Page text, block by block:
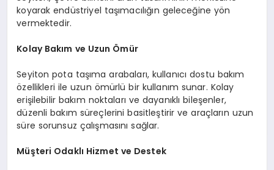
koyarak endüstriyel taşımacılığın geleceğine yön
vermektedir.
Kolay Bakım ve Uzun Ömür
Seyiton pota taşıma arabaları, kullanıcı dostu bakım
özellikleri ile uzun ömürlü bir kullanım sunar. Kolay
erişilebilir bakım noktaları ve dayanıklı bileşenler,
düzenli bakım süreçlerini basitleştirir ve araçların uzun
süre sorunsuz çalışmasını sağlar.
Müşteri Odaklı Hizmet ve Destek